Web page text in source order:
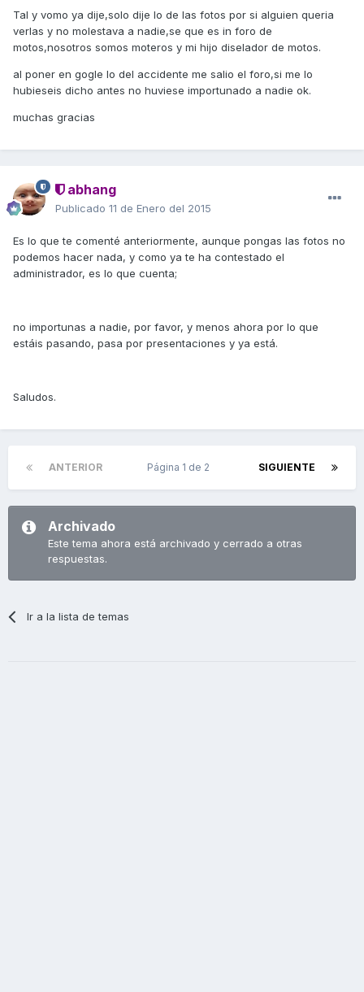
Tal y vomo ya dije,solo dije lo de las fotos por si alguien queria
verlas y no molestava a nadie,se que es in foro de
motos,nosotros somos moteros y mi hijo diselador de motos.
al poner en gogle lo del accidente me salio el foro,si me lo
hubieseis dicho antes no huviese importunado a nadie ok.
muchas gracias
abhang
Publicado 11 de Enero del 2015
Es lo que te comenté anteriormente, aunque pongas las fotos no
podemos hacer nada, y como ya te ha contestado el
administrador, es lo que cuenta;
no importunas a nadie, por favor, y menos ahora por lo que
estáis pasando, pasa por presentaciones y ya está.
Saludos.
ANTERIOR SIGUIENTE
Página 1 de 2
Archivado
Este tema ahora está archivado y cerrado a otras
respuestas.
Ir a la lista de temas